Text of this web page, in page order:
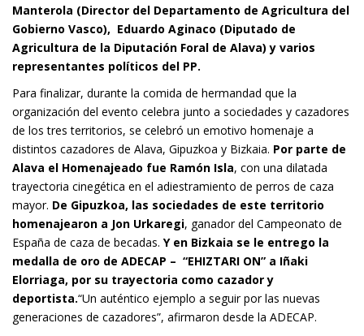
Manterola (Director del Departamento de Agricultura del
Gobierno Vasco), Eduardo Aginaco (Diputado de
Agricultura de la Diputación Foral de Alava) y varios
representantes políticos del PP.
Para finalizar, durante la comida de hermandad que la
organización del evento celebra junto a sociedades y cazadores
de los tres territorios, se celebró un emotivo homenaje a
distintos cazadores de Alava, Gipuzkoa y Bizkaia. Por parte de
Alava el Homenajeado fue Ramón Isla, con una dilatada
trayectoria cinegética en el adiestramiento de perros de caza
mayor. De Gipuzkoa, las sociedades de este territorio
homenajearon a Jon Urkaregi, ganador del Campeonato de
España de caza de becadas. Y en Bizkaia se le entrego la
medalla de oro de ADECAP – “EHIZTARI ON” a Iñaki
Elorriaga, por su trayectoria como cazador y
deportista.“Un auténtico ejemplo a seguir por las nuevas
generaciones de cazadores”, afirmaron desde la ADECAP.